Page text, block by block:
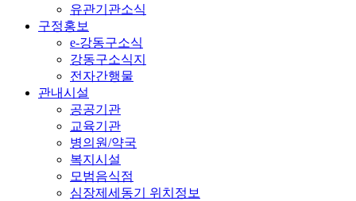
유관기관소식
구정홍보
e-강동구소식
강동구소식지
전자간행물
관내시설
공공기관
교육기관
병의원/약국
복지시설
모범음식점
심장제세동기 위치정보